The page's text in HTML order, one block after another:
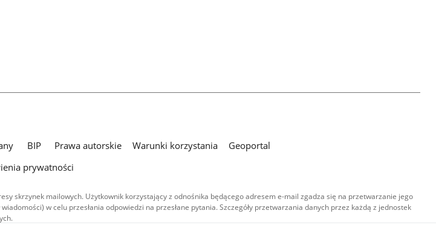
BIP Prawa autorskie Warunki korzystania
Geoportal
prywatności
skrzynek mailowych. Użytkownik korzystający z odnośnika będącego adresem e-mail zgadza się na przetwarzanie jego
w celu przesłania odpowiedzi na przesłane pytania. Szczegóły przetwarzania danych przez każdą z jednostek